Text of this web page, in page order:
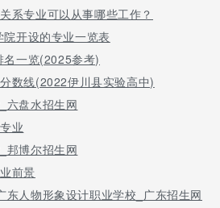
系专业可以从事哪些工作？
开设的专业一览表
一览(2025参考)
数线(2022伊川县实验高中)
六盘水招生网
业
邦博尔招生网
前景
东人物形象设计职业学校_广东招生网